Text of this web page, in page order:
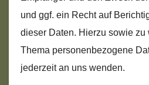
und ggf. ein Recht auf
dieser Daten. Hierzu sowie zu
Thema personenbezogene
jederzeit an uns wenden.